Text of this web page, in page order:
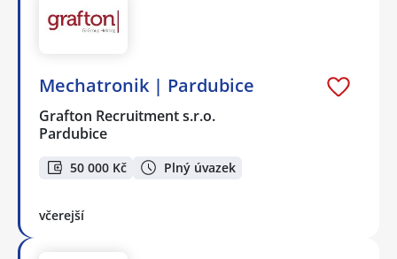
Mechatronik | Pardubice
Grafton Recruitment s.r.o.
Pardubice
50 000 Kč Plný úvazek
včerejší